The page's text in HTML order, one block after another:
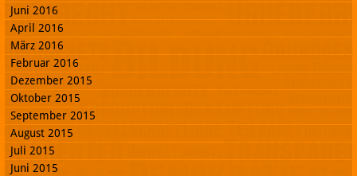
Juni 2016
April 2016
März 2016
Februar 2016
Dezember 2015
Oktober 2015
September 2015
August 2015
Juli 2015
Juni 2015